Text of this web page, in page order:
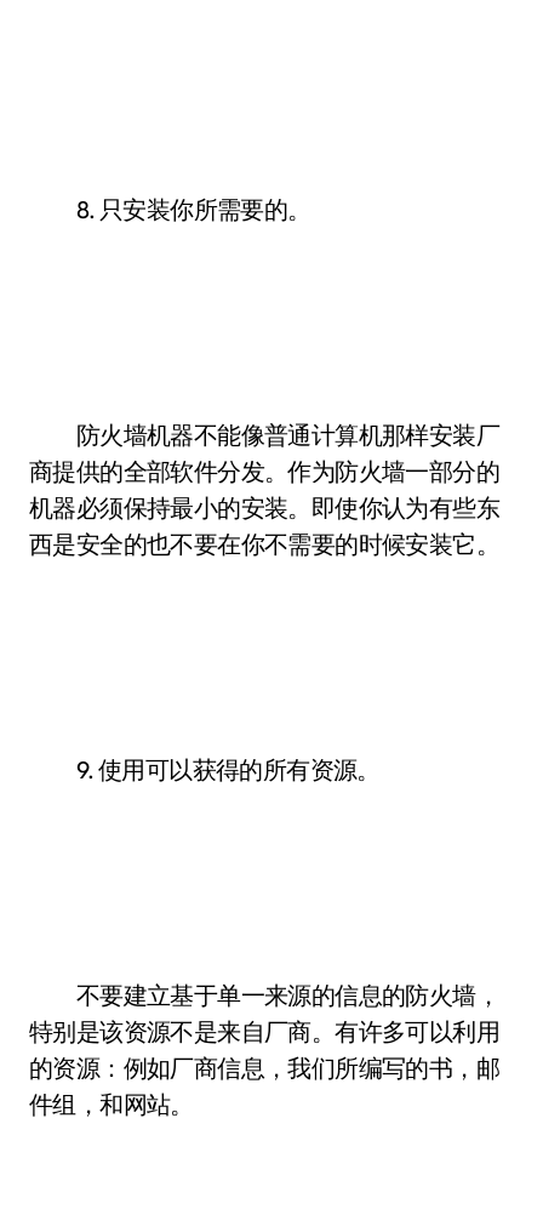
8. 只安装你所需要的。
防火墙机器不能像普通计算机那样安装厂
商提供的全部软件分发。作为防火墙一部分的
机器必须保持最小的安装。即使你认为有些东
西是安全的也不要在你不需要的时候安装它。
9. 使用可以获得的所有资源。
不要建立基于单一来源的信息的防火墙，
特别是该资源不是来自厂商。有许多可以利用
的资源：例如厂商信息，我们所编写的书，邮
件组，和网站。